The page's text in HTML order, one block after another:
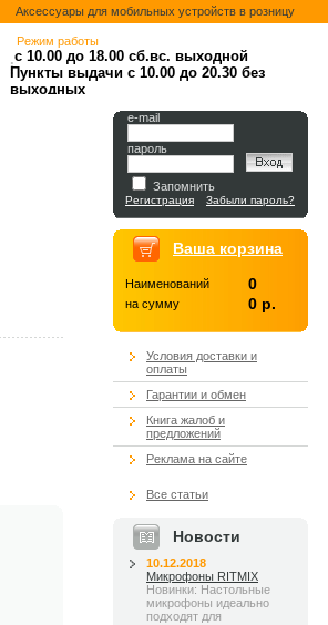
Аксессуары для мобильных устройств в розницу
Режим работы
с 10.00 до 18.00 сб.вс. выходной
....Пункты выдачи с 10.00 до 20.30 без
выходных
.
e-mail
пароль
Запомнить
Регистрация Забыли пароль?
Ваша корзина
Наименований 0
на сумму 0 р.
Условия доставки и
оплаты
Гарантии и обмен
Книга жалоб и
предложений
Реклама на сайте
Все статьи
Новости
10.12.2018
Микрофоны RITMIX
Новинки: Настольные
микрофоны идеально
подходят для